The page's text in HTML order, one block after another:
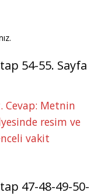
.
54-55. Sayfa
Cevap: Metnin
resim ve
vakit
47-48-49-50-